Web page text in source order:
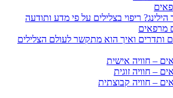
ריפוי בצלילים על פי מדע ותודעה
מרפאים
ותדרים ואיך הוא מתקשר לעולם הצלילים
– חוויה אישית
– חוויה זוגית
– חוויה קבוצתית